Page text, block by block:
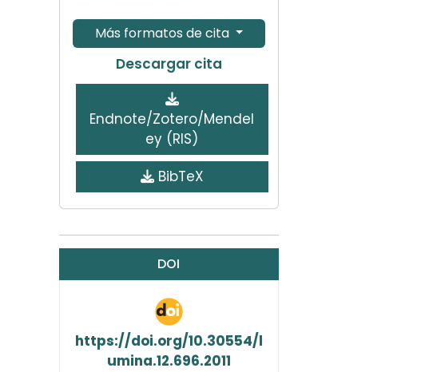
Más formatos de cita
Descargar cita
Endnote/Zotero/Mendel
ey (RIS)
BibTeX
DOI
https://doi.org/10.30554/l
umina.12.696.2011